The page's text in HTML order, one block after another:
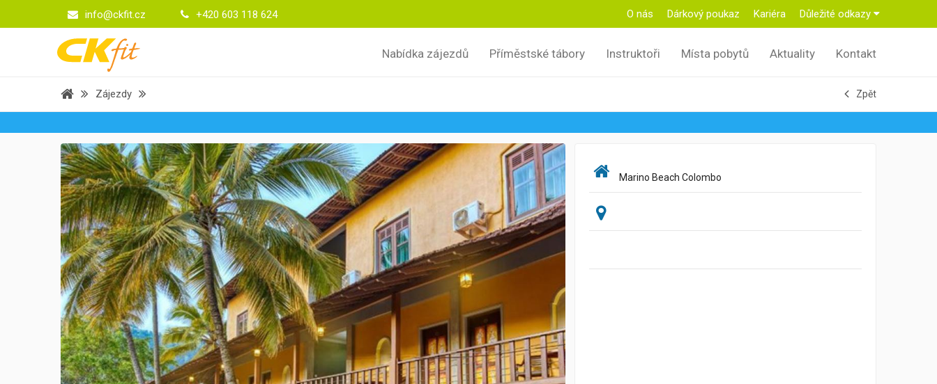
info@ckfit.cz +420 603 118 624 Důležité odkazy
Kariéra
Dárkový poukaz
O nás
Nabídka zájezdů Příměstské tábory Instruktoři Místa pobytů Aktuality Kontakt
Zájezdy Zpět
Marino Beach Colombo